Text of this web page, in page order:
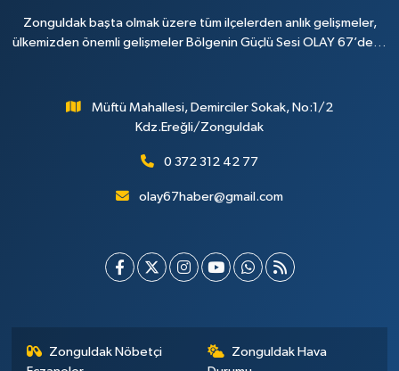
Zonguldak başta olmak üzere tüm ilçelerden anlık gelişmeler,
ülkemizden önemli gelişmeler Bölgenin Güçlü Sesi OLAY 67’de…
Müftü Mahallesi, Demirciler Sokak, No:1/2
Kdz.Ereğli/Zonguldak
0 372 312 42 77
olay67haber@gmail.com
Zonguldak Nöbetçi
Zonguldak Hava